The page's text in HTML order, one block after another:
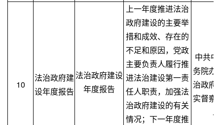
10
法治政府建
设年度报告
法治政府建设
年度报告
上一年度推进法治
政府建设的主要举
措和成效、存在的
不足和原因，党政
主要负责人履行推
进法治建设第一责
任人职责，加强法
治政府建设的有关
情况；下一年度推
中共
务院办
治政府
实督察